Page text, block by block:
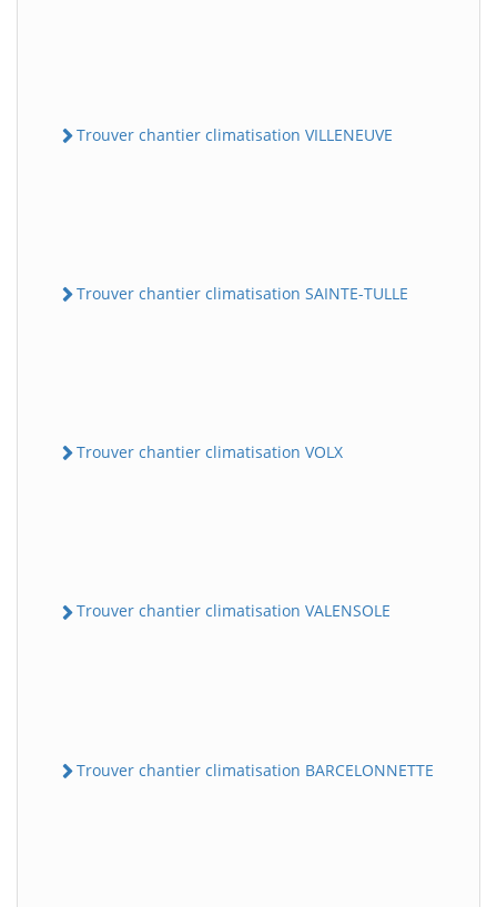
Trouver chantier climatisation VILLENEUVE
Trouver chantier climatisation SAINTE-TULLE
Trouver chantier climatisation VOLX
Trouver chantier climatisation VALENSOLE
Trouver chantier climatisation BARCELONNETTE